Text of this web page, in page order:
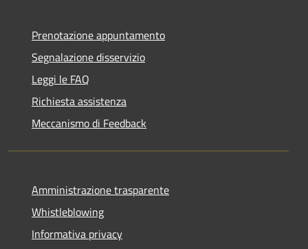
Prenotazione appuntamento
Segnalazione disservizio
Leggi le FAQ
Richiesta assistenza
Meccanismo di Feedback
Amministrazione trasparente
Whistleblowing
Informativa privacy